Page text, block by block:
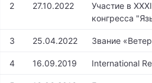
2 27.10.2022
Участие в
конгресса
3 25.04.2022 Звание
4 16.09.2019 International